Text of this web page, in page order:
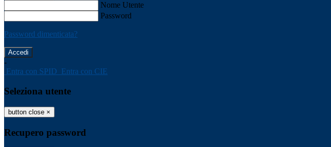
Nome Utente
Password
Password dimenticata?
-
Entra con SPID Entra con CIE
Seleziona utente
button close ×
Recupero password